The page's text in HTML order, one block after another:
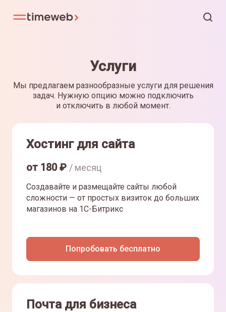
Услуги
Мы предлагаем разнообразные услуги для решения
задач. Нужную опцию можно подключить
и отключить в любой момент.
Хостинг для сайта
от 180₽ / месяц
Создавайте и размещайте сайты любой
сложности — от простых визиток до больших
магазинов на 1С-Битрикс
Попробовать бесплатно
Почта для бизнеса